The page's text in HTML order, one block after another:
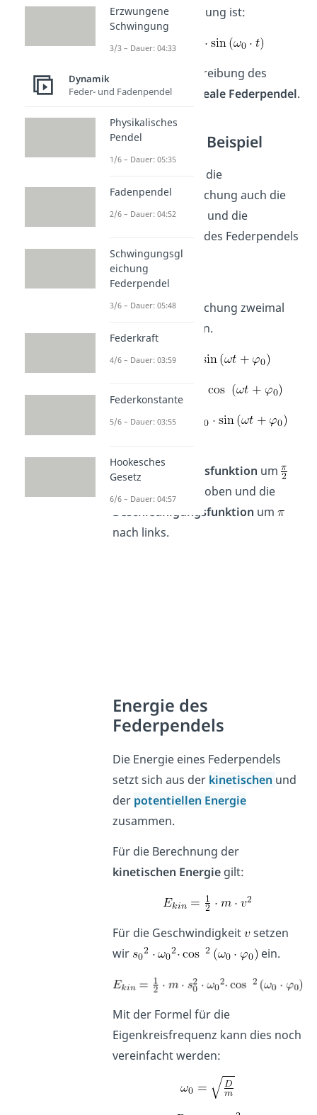
Differentialgleichung ist:
Das ist die Beschreibung des
Weges für das
ideale Federpendel.
Federpendel Beispiel
Wir können über die
Schwingungsgleichung auch die
Geschwindigkeit
und die
des Federpendels
berechnen.
Dazu muss die
Schwingungsgleichung zweimal
abgeleitet werden.
Geschwindigkeitsfunktion um
nach links verschoben und die
Beschleunigungsfunktion um
nach links.
Energie des
Federpendels
Die Energie eines Federpendels
setzt sich aus der kinetischen und
der potentiellen Energie
zusammen.
Für die Berechnung der
kinetischen Energiegilt:
Für die Geschwindigkeit setzen
wir
ein.
Mit der Formel für die
Eigenkreisfrequenz kann dies noch
vereinfacht werden:
Erzwungene
Schwingung
3/3 – Dauer: 04:33
Dynamik
Feder- und Fadenpendel
Physikalisches
Pendel
1/6 – Dauer: 05:35
Fadenpendel
2/6 – Dauer: 04:52
Schwingungsgl
eichung
Federpendel
3/6 – Dauer: 05:48
Federkraft
4/6 – Dauer: 03:59
Federkonstante
5/6 – Dauer: 03:55
Hookesches
Gesetz
6/6 – Dauer: 04:57